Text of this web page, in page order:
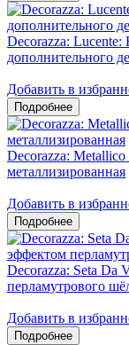
Decorazza:
дополнительного
Добавить в
Decorazza:
металлизированная
Добавить в
Decorazza: Seta Da
перламутрового
Добавить в